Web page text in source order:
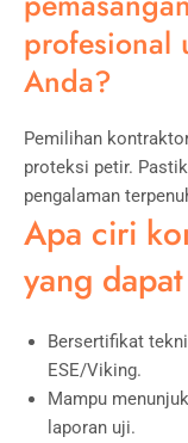
profesional
Anda?
Pemilihan
proteksi petir.
pengalaman
Apa ciri
yang
Bersertifikat
ESE/Viking.
Mampu
laporan uji.